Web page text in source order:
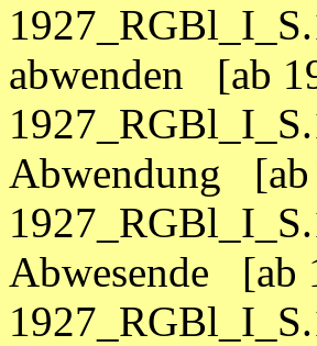
abwenden [ab
Abwendung [ab
Abwesende [ab